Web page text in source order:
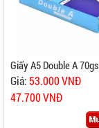
Giấy A5 Double A
Giá: 53.000 VNĐ
47.700 VNĐ